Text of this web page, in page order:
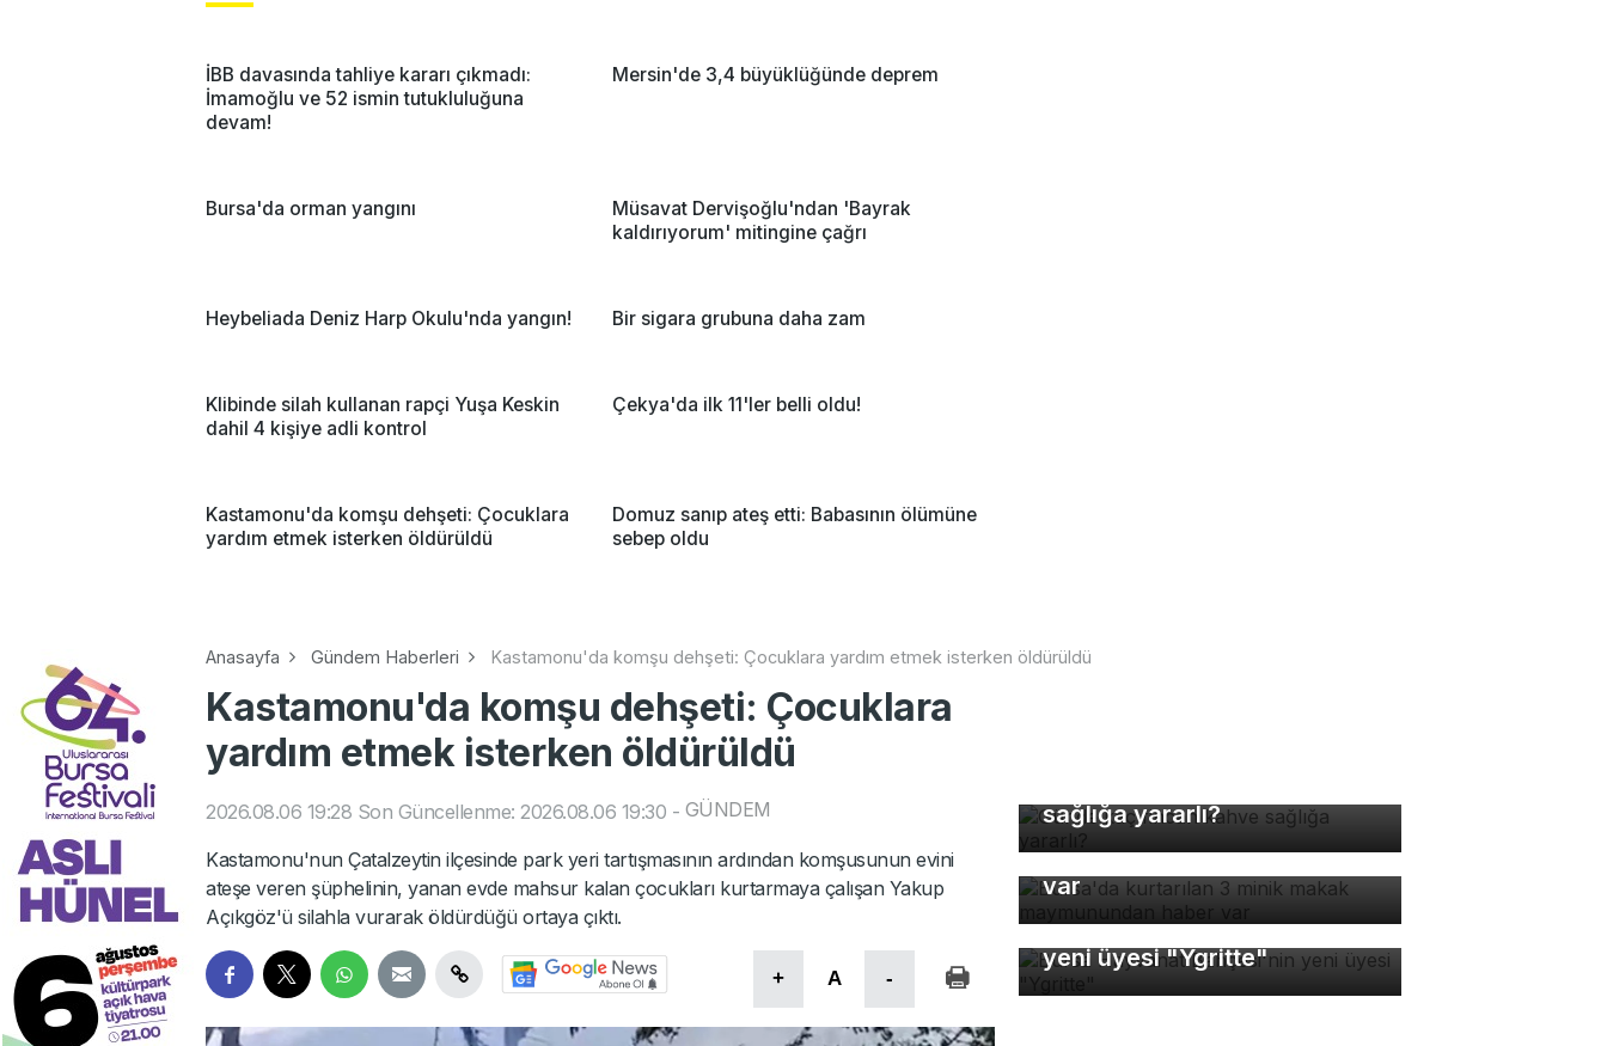
İBB davasında tahliye kararı çıkmadı:
İmamoğlu ve 52 ismin tutukluluğuna
devam!
Mersin'de 3,4 büyüklüğünde deprem
Bursa'da orman yangını
Müsavat Dervişoğlu'ndan 'Bayrak
kaldırıyorum' mitingine çağrı
Heybeliada Deniz Harp Okulu'nda yangın! Bir sigara grubuna daha zam
Klibinde silah kullanan rapçi Yuşa Keskin
dahil 4 kişiye adli kontrol
Çekya'da ilk 11'ler belli oldu!
Kastamonu'da komşu dehşeti: Çocuklara
yardım etmek isterken öldürüldü
Domuz sanıp ateş etti: Babasının ölümüne
sebep oldu
Anasayfa Gündem Haberleri Kastamonu'da komşu dehşeti: Çocuklara yardım etmek isterken öldürüldü
Kastamonu'da komşu dehşeti: Çocuklara
yardım etmek isterken öldürüldü
2026.08.06 19:28 Son Güncellenme: 2026.08.06 19:30 - GÜNDEM
Kastamonu'nun Çatalzeytin ilçesinde park yeri tartışmasının ardından komşusunun evini
ateşe veren şüphelinin, yanan evde mahsur kalan çocukları kurtarmaya çalışan Yakup
Açıkgöz'ü silahla vurarak öldürdüğü ortaya çıktı.
+ A -
sağlığa yararlı?
Bursa'da kurtarılan 3 minik
makak maymunundan haber
var
Bursa Hayvanat Bahçesi'nin
yeni üyesi "Ygritte"